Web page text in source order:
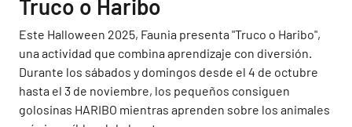
Truco o Haribo
Este Halloween 2025, Faunia presenta "Truco o Haribo",
una actividad que combina aprendizaje con diversión.
Durante los sábados y domingos desde el 4 de octubre
hasta el 3 de noviembre, los pequeños consiguen
golosinas HARIBO mientras aprenden sobre los animales